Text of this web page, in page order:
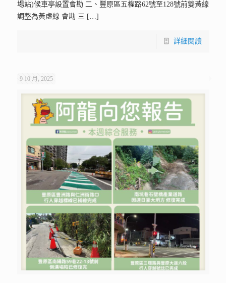
場站)候車亭設置會勘 二、豐原區五權路62號至128號前雙黃線
調整為黃虛線 會勘 三 […]
詳細閱讀
9 10 月, 2025